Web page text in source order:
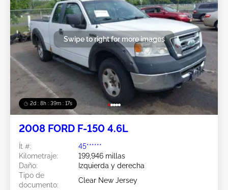
2d : 8h : 39m : 15s
Swipe to right for more images
2008 FORD F-150 4.6L
Ít #:
45******
Kilometraje:
199,946 millas
Daño:
Izquierda y derecha
Tipo de
documento:
Clear New Jersey